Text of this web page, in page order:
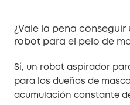
¿Vale la pena
robot para el pelo de
Sí, un robot aspirador
para los dueños de
acumulación constante